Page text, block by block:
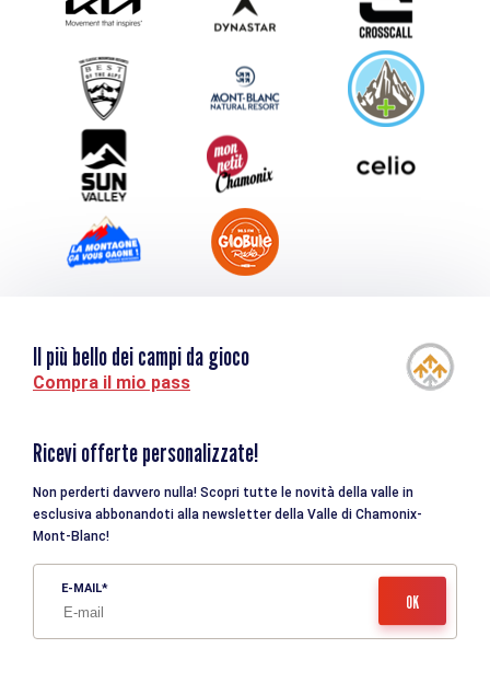
Inviate il vostro evento
Service groupes et séminaires
Scaricare
Turismo e disabilità
Il più bello dei campi da gioco
Compra il mio pass
Ricevi offerte personalizzate!
Non perderti davvero nulla! Scopri tutte le novità della valle in
esclusiva abbonandoti alla newsletter della Valle di Chamonix-
Mont-Blanc!
E-MAIL